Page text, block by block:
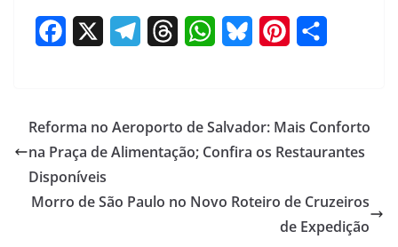
e
b
o
o
e
g
a
e
a
s
W
t
s
p
e
s
y
t
e
e
r
e
Reforma no Aeroporto de Salvador: Mais Conforto
na Praça de Alimentação; Confira os Restaurantes
Disponíveis
Morro de São Paulo no Novo Roteiro de Cruzeiros
de Expedição